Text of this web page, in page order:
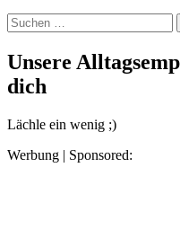
Suchen
nach:
Unsere
dich
Lächle ein wenig ;)
Werbung | Sponsored: